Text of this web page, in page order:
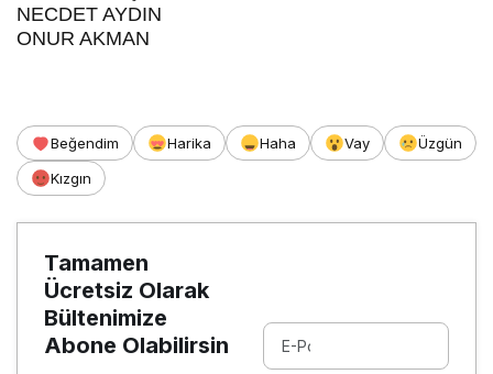
NECDET AYDIN
ONUR AKMAN
Beğendim Harika Haha Vay
Üzgün
Kızgın
Tamamen
Ücretsiz Olarak
Bültenimize
Abone Olabilirsin